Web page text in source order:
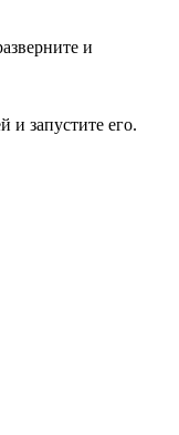
и
и запустите его.